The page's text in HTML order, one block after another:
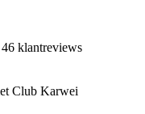
klantreviews
Club Karwei